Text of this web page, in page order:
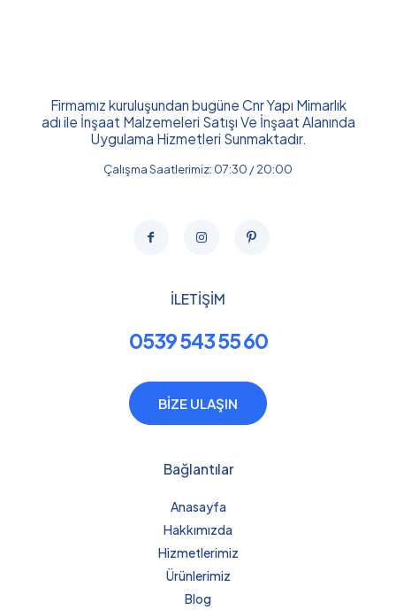
Firmamız kuruluşundan bugüne Cnr Yapı Mimarlık
adı ile İnşaat Malzemeleri Satışı Ve İnşaat Alanında
Uygulama Hizmetleri Sunmaktadır.
Çalışma Saatlerimiz: 07:30 / 20:00
İLETİŞİM
0539 543 55 60
BİZE ULAŞIN
Bağlantılar
Anasayfa
Hakkımızda
Hizmetlerimiz
Ürünlerimiz
Blog